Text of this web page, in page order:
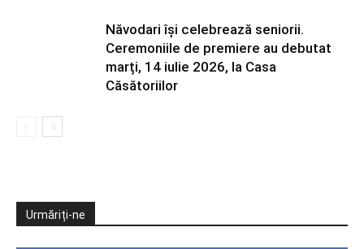
Năvodari își celebrează seniorii.
Ceremoniile de premiere au debutat
marți, 14 iulie 2026, la Casa
Căsătoriilor
Urmăriți-ne